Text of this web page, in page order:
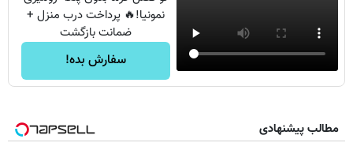
نمونیا!🔥 پرداخت درب منزل +
ضمانت بازگشت
سفارش بده!
مطالب پیشنهادی